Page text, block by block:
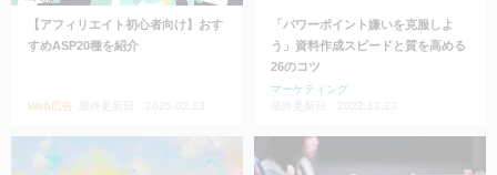
【アフィリエイト初心者向け】おす
すめASP20種を紹介
Web広告
「パワーポイント嫌いを克服しよ
う」資料作成スピードと質を高める
26のコツ
マーケティング